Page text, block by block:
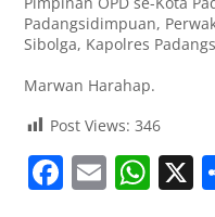
Padangsidimpuan,
Sibolga, Kapolres
Marwan Harahap.
Post Views: 346
F E W X